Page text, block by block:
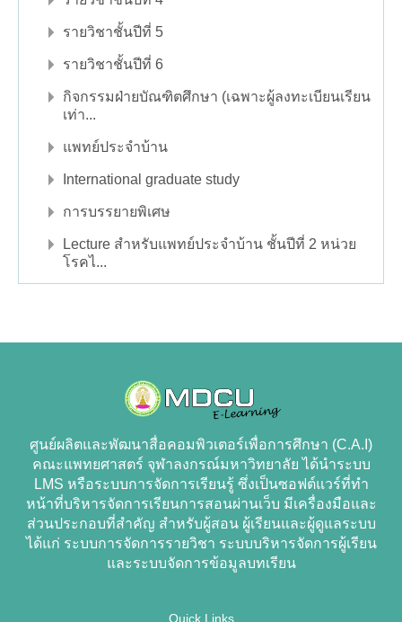
รายวิชาชั้นปีที่ 5
รายวิชาชั้นปีที่ 6
กิจกรรมฝ่ายบัณฑิตศึกษา (เฉพาะผู้ลงทะเบียนเรียน
เท่า...
แพทย์ประจำบ้าน
International graduate study
การบรรยายพิเศษ
Lecture สำหรับแพทย์ประจำบ้าน ชั้นปีที่ 2 หน่วย
โรคไ...
ศูนย์ผลิตและพัฒนาสื่อคอมพิวเตอร์เพื่อการศึกษา (C.A.I)
คณะแพทยศาสตร์ จุฬาลงกรณ์มหาวิทยาลัย ได้นำระบบ
LMS หรือระบบการจัดการเรียนรู้ ซึ่งเป็นซอฟต์แวร์ที่ทำ
หน้าที่บริหารจัดการเรียนการสอนผ่านเว็บ มีเครื่องมือและ
ส่วนประกอบที่สำคัญ สำหรับผู้สอน ผู้เรียนและผู้ดูแลระบบ
ได้แก่ ระบบการจัดการรายวิชา ระบบบริหารจัดการผู้เรียน
และระบบจัดการข้อมูลบทเรียน
Quick Links